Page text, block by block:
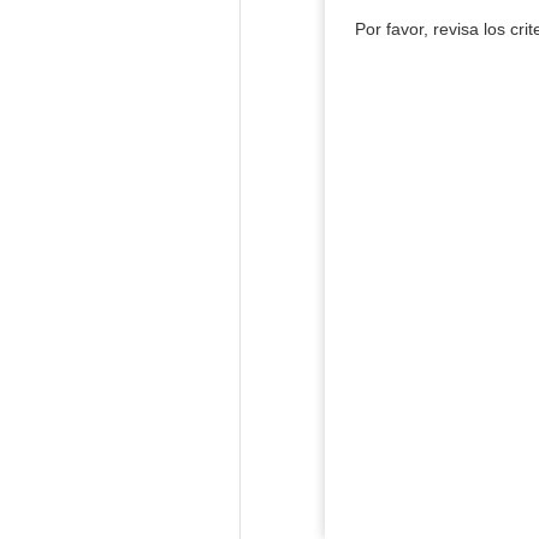
Por favor, revisa los